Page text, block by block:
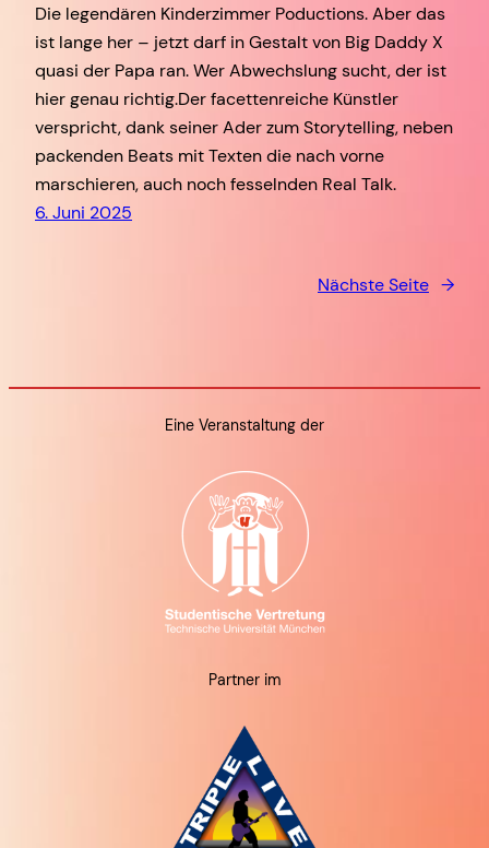
Die legendären Kinderzimmer Poductions. Aber das
ist lange her – jetzt darf in Gestalt von Big Daddy X
quasi der Papa ran. Wer Abwechslung sucht, der ist
hier genau richtig.Der facettenreiche Künstler
verspricht, dank seiner Ader zum Storytelling, neben
packenden Beats mit Texten die nach vorne
marschieren, auch noch fesselnden Real Talk.
6. Juni 2025
Nächste Seite →
Eine Veranstaltung der
Partner im